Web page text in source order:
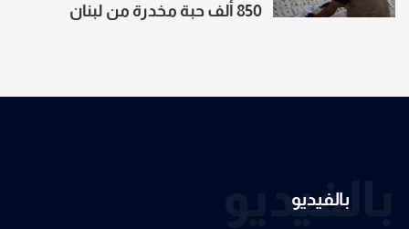
850 ألف حبة مخدرة من لبنان
بالفيديو
بالفيديو